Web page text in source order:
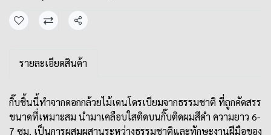
แชร์
รายละเอียดสินค้า
กิ๊บชิ้นนี้ทำจากดอกกล้วยไม้เดนโดรเบียมจากธรรมชาติ ที่ถูกคัดสรร
ขนาดที่เหมาะสม นำมาเคลือบใสติดบนกิ๊บติดผมสีดำ ความยาว 6-
7 ซม. เป็นการผสมผสานระหว่างธรรมชาติและทักษะงานฝีมือของ